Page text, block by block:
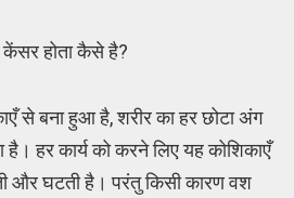
केंसर होता कैसे है?
से बना हुआ है, शरीर का हर छोटा अंग
हर कार्य को करने लिए यह कोशिकाएँ
और घटती है। परंतु किसी कारण वश